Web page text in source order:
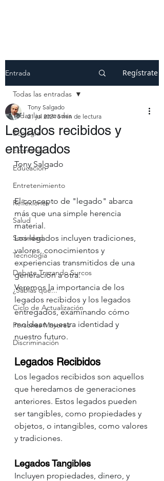
Entrada Regístrate
Todas las entradas
Ecología
Economía
Educación
Entretenimiento
Reflexiones
Salud
Sociedad
Tecnología
Debate Trazando Surcos
¿Sabías que...
Ciclo de Actualización
Personas Mayores
Discriminación
Todas las entradas
Legados recibidos y
entregados
Tony Salgado
21 jul 2024 5 min de lectura
Tony Salgado
El concepto de "legado" abarca
más que una simple herencia
material.
Los legados incluyen tradiciones,
valores, conocimientos y
experiencias transmitidos de una
generación a otra.
Veremos la importancia de los
legados recibidos y los legados
entregados, examinando cómo
moldean nuestra identidad y
nuestro futuro.
Legados Recibidos
Los legados recibidos son aquellos
que heredamos de generaciones
anteriores. Estos legados pueden
ser tangibles, como propiedades y
objetos, o intangibles, como valores
y tradiciones.
Legados Tangibles
Incluyen propiedades, dinero, y